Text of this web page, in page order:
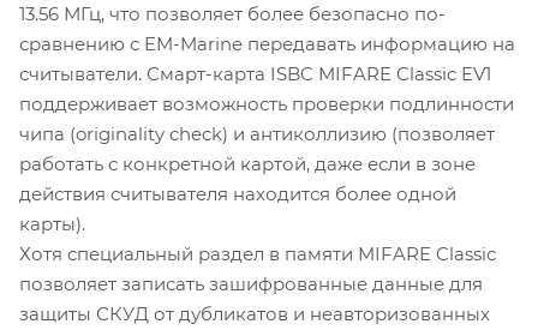
13.56 МГц, что позволяет более безопасно по-
сравнению с EM-Marine передавать информацию на
считыватели. Смарт-карта ISBC MIFARE Classic EV1
поддерживает возможность проверки подлинности
чипа (originality check) и антиколлизию (позволяет
работать с конкретной картой, даже если в зоне
действия считывателя находится более одной
карты).
Хотя специальный раздел в памяти MIFARE Classic
позволяет записать зашифрованные данные для
защиты СКУД от дубликатов и неавторизованных